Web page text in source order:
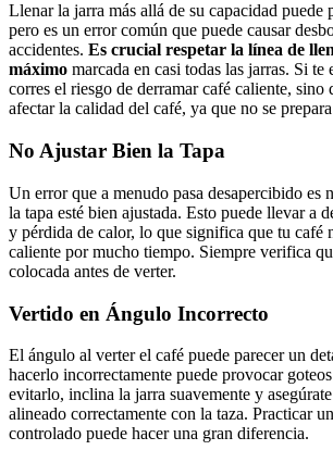
Llenar la jarra más allá de su capacidad puede
pero es un error común que puede causar
accidentes. Es crucial respetar la línea de
máximo marcada en casi todas las jarras. Si te
corres el riesgo de derramar café caliente, sino
afectar la calidad del café, ya que no se
No Ajustar Bien la Tapa
Un error que a menudo pasa desapercibido es
la tapa esté bien ajustada. Esto puede llevar a
y pérdida de calor, lo que significa que tu café
caliente por mucho tiempo. Siempre verifica
colocada antes de verter.
Vertido en Ángulo Incorrecto
El ángulo al verter el café puede parecer un
hacerlo incorrectamente puede provocar
evitarlo, inclina la jarra suavemente y
alineado correctamente con la taza. Practicar
controlado puede hacer una gran diferencia.